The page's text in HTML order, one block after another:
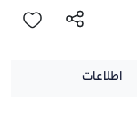
اطلاعات